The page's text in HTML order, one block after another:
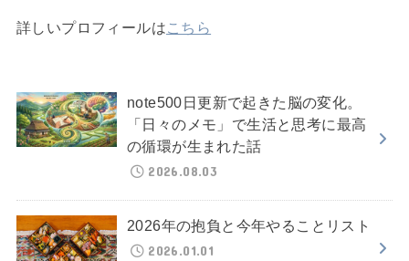
詳しいプロフィールはこちら
note500日更新で起きた脳の変化。
「日々のメモ」で生活と思考に最高
の循環が生まれた話
2026.08.03
2026年の抱負と今年やることリスト
2026.01.01